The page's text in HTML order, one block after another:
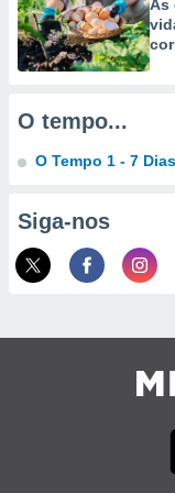
As
O tempo...
O Tempo 1 - 7 Dias
Siga-nos